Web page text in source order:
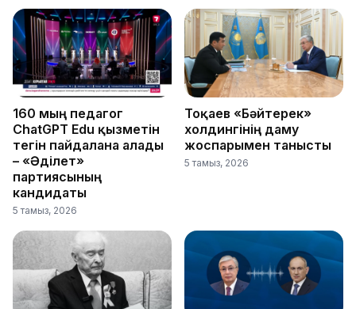
160 мың педагог
ChatGPT Edu қызметін
тегін пайдалана алады
– «Әділет»
партиясының
кандидаты
5 тамыз, 2026
Тоқаев «Бәйтерек»
холдингінің даму
жоспарымен танысты
5 тамыз, 2026